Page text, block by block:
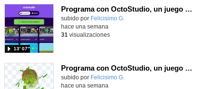
Programa con OctoStudio, un juego de disparos contra Zombies con un cargador basado en el House of the dead
Contenido educativo.
subido por Felicisimo G.
13′ 07″
hace una semana
31 visualizaciones
Programa con OctoStudio, un juego homenajeando al House of the dead con Zombies
Contenido educativo.
subido por Felicisimo G.
hace una semana